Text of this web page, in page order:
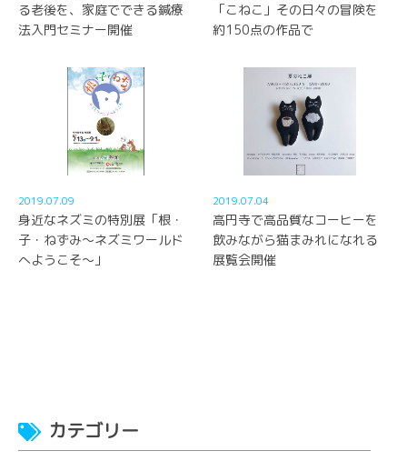
る老後を、家庭でできる鍼療
法入門セミナー開催
「こねこ」その日々の冒険を
約150点の作品で
2019.07.09
身近なネズミの特別展「根・
子・ねずみ～ネズミワールド
へようこそ～」
2019.07.04
高円寺で高品質なコーヒーを
飲みながら猫まみれになれる
展覧会開催
カテゴリー